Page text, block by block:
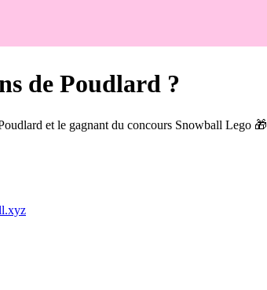
de Poudlard ?
et le gagnant du concours Snowball Lego 🎁